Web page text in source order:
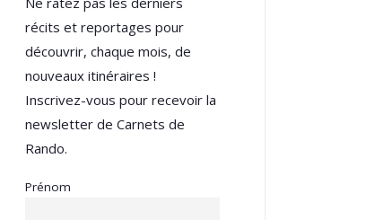
récits et reportages pour
découvrir, chaque mois, de
nouveaux itinéraires !
Inscrivez-vous pour recevoir la
newsletter de Carnets de
Rando.
Prénom